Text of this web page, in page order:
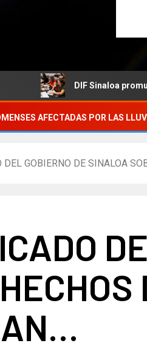
DIF Sinaloa promueve
AFECTADAS POR LAS
GOBIERNO DE SINALOA